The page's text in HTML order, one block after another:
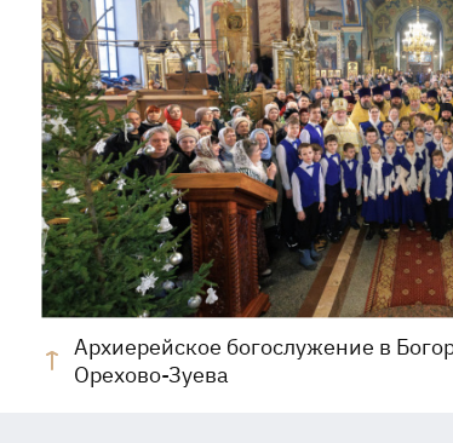
Архиерейское богослужение в
Орехово-Зуева